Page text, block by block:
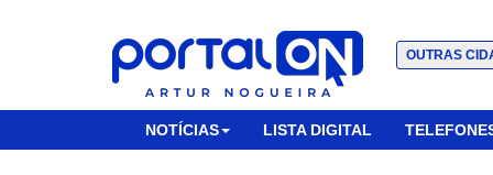
OUTRAS
NOTÍCIAS LISTA DIGITAL